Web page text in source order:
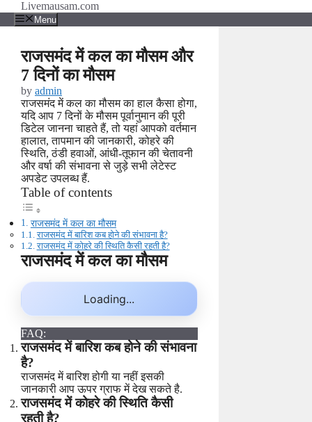
content
Livemausam.com
Menu
राजसमंद में कल का मौसम और
7 दिनों का मौसम
by admin
राजसमंद में कल का मौसम का हाल कैसा होगा,
यदि आप 7 दिनों के मौसम पूर्वानुमान की पूरी
डिटेल जानना चाहते हैं, तो यहां आपको वर्तमान
हालात, तापमान की जानकारी, कोहरे की
स्थिति, ठंडी हवाओं, आंधी-तूफान की चेतावनी
और वर्षा की संभावना से जुड़े सभी लेटेस्ट
अपडेट उपलब्ध हैं.
Table of contents
राजसमंद में कल का मौसम
राजसमंद में बारिश कब होने की संभावना है?
राजसमंद में कोहरे की स्थिति कैसी रहती है?
राजसमंद में कल का मौसम
Loading...
FAQ:
राजसमंद में बारिश कब होने की संभावना
है?
राजसमंद में बारिश होगी या नहीं इसकी
जानकारी आप ऊपर ग्राफ में देख सकते है.
राजसमंद में कोहरे की स्थिति कैसी
रहती है?